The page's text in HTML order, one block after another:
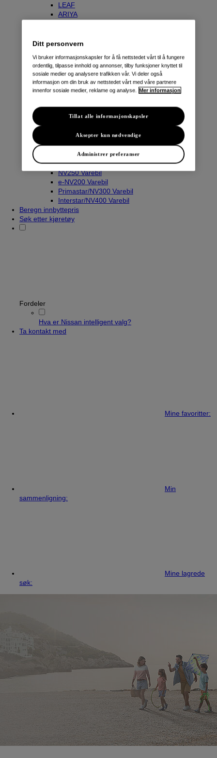
LEAF
ARIYA
e-NV200 Evalia
Navara
Townstar Varebil
Townstar El-Varebil
NV250 Varebil
e-NV200 Varebil
Primastar/NV300 Varebil
Interstar/NV400 Varebil
Beregn innbyttepris
Søk etter kjøretøy
Fordeler
Hva er Nissan intelligent valg?
Ta kontakt med
Mine favoritter:
Min
sammenligning:
Mine lagrede
søk:
Ditt personvern
Vi bruker informasjonskapsler for å få nettstedet vårt til å fungere
ordentlig, tilpasse innhold og annonser, tilby funksjoner knyttet til
sosiale medier og analysere trafikken vår. Vi deler også
informasjon om din bruk av nettstedet vårt med våre partnere
innenfor sosiale medier, reklame og analyse. Mer informasjon
Administrer preferanser
Aksepter kun nødvendige
Tillat alle informasjonskapsler